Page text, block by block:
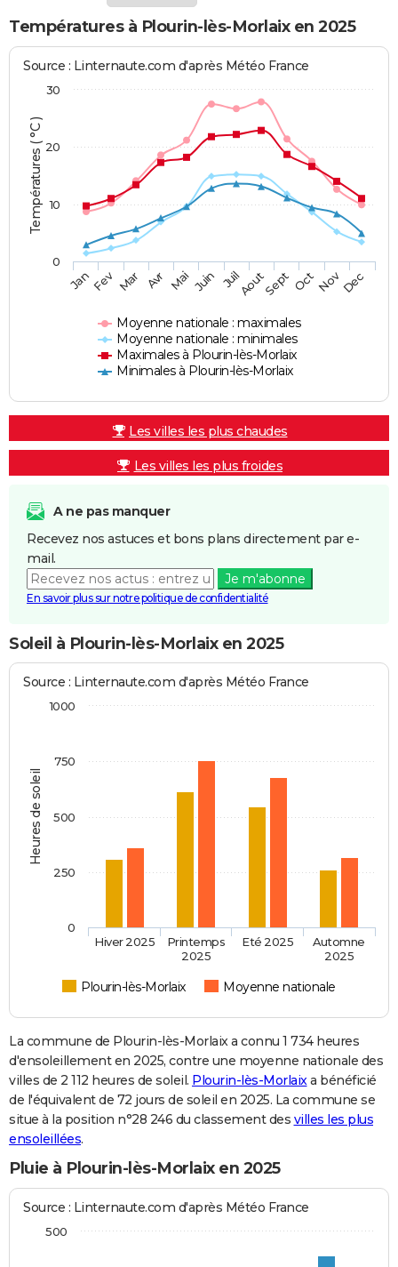
Températures à Plourin-lès-Morlaix en 2025
Températures ( °C )
Source : Linternaute.com d'après Météo France
Moyenne nationale : maximales
Moyenne nationale : minimales
Maximales à Plourin-lès-Morlaix
Minimales à Plourin-lès-Morlaix
JanFev Mar Avr Mai Juin JuilAoutSept OctNovDec
0
10
20
30
Les villes les plus chaudes
Les villes les plus froides
A ne pas manquer
Recevez nos astuces et bons plans directement par e-
mail.
Je m'abonne
En savoir plus sur notre politique de confidentialité
Soleil à Plourin-lès-Morlaix en 2025
Heures de soleil
Source : Linternaute.com d'après Météo France
Plourin-lès-Morlaix Moyenne nationale
Hiver 2025
Printemps
2025
Eté 2025
Automne
2025
0
250
500
750
1000
La commune de Plourin-lès-Morlaix a connu 1 734 heures
d'ensoleillement en 2025, contre une moyenne nationale des
villes de 2 112 heures de soleil. Plourin-lès-Morlaixa bénéficié
de l'équivalent de 72 jours de soleil en 2025. La commune se
situe à la position n°28 246 du classement des villes les plus
ensoleillées.
Pluie à Plourin-lès-Morlaix en 2025
Source : Linternaute.com d'après Météo France
500